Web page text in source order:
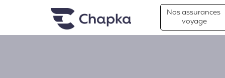
Chapka Assurances Voyages
Nos assurances
voyage